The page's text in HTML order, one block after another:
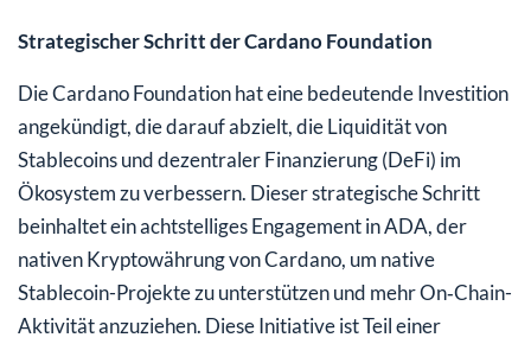
Strategischer Schritt der Cardano Foundation
Die Cardano Foundation hat eine bedeutende Investition
angekündigt, die darauf abzielt, die Liquidität von
Stablecoins und dezentraler Finanzierung (DeFi) im
Ökosystem zu verbessern. Dieser strategische Schritt
beinhaltet ein achtstelliges Engagement in ADA, der
nativen Kryptowährung von Cardano, um native
Stablecoin-Projekte zu unterstützen und mehr On‑Chain-
Aktivität anzuziehen. Diese Initiative ist Teil einer